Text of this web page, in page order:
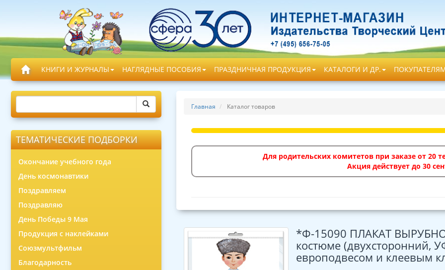
КНИГИ И ЖУРНАЛЫ НАГЛЯДНЫЕ ПОСОБИЯ ПРАЗДНИЧНАЯ ПРОДУКЦИЯ КАТАЛОГИ И ДР.
ТЕМАТИЧЕСКИЕ ПОДБОРКИ
Окончание учебного года
День космонавтики
Поздравляем
Поздравляю
День Победы 9 Мая
Продукция с наклейками
Союзмультфильм
Благодарность
Главная Каталог товаров
Для родительских комитетов при заказе от 20
Акция действует до 30
*Ф-15090 ПЛАКАТ
костюме (двухсторонний,
европодвесом и клеевым